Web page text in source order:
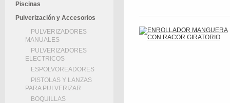
Piscinas
Pulverización y Accesorios
PULVERIZADORES
MANUALES
PULVERIZADORES
ELECTRICOS
ESPOLVOREADORES
PISTOLAS Y LANZAS
PARA PULVERIZAR
BOQUILLAS